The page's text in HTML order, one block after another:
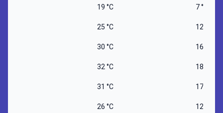
19 °C 7 °C
25 °C 12 °C
30 °C 16 °C
32 °C 18 °C
31 °C 17 °C
26 °C 12 °C